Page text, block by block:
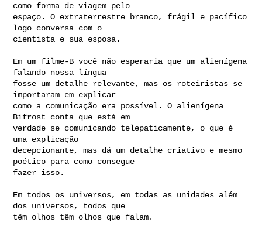
como forma de viagem pelo
espaço. O extraterrestre branco, frágil e pacífico
logo conversa com o
cientista e sua esposa.
Em um filme-B você não esperaria que um alienígena
falando nossa língua
fosse um detalhe relevante, mas os roteiristas se
importaram em explicar
como a comunicação era possível. O alienígena
Bifrost conta que está em
verdade se comunicando telepaticamente, o que é
uma explicação
decepcionante, mas dá um detalhe criativo e mesmo
poético para como consegue
fazer isso.
Em todos os universos, em todas as unidades além
dos universos, todos que
têm olhos têm olhos que falam.